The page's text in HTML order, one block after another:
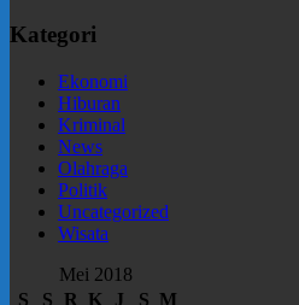
Kategori
Ekonomi
Hiburan
Kriminal
News
Olahraga
Politik
Uncategorized
Wisata
Mei 2018
S
S R K J S M